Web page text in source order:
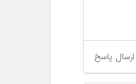
ارسال پاسخ